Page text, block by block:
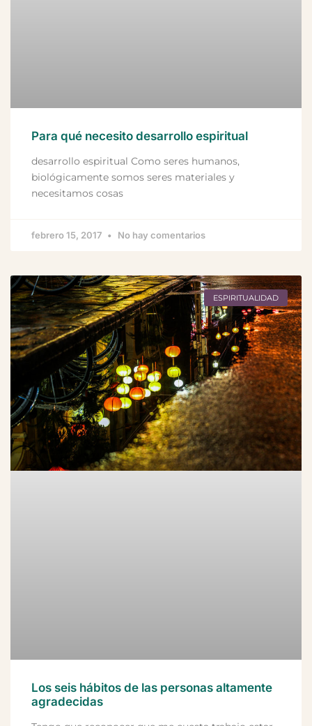
Para qué necesito desarrollo espiritual
desarrollo espiritual Como seres humanos,
biológicamente somos seres materiales y
necesitamos cosas
febrero 15, 2017 No hay comentarios
ESPIRITUALIDAD
Los seis hábitos de las personas altamente
agradecidas